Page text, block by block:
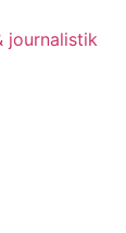
journalistik